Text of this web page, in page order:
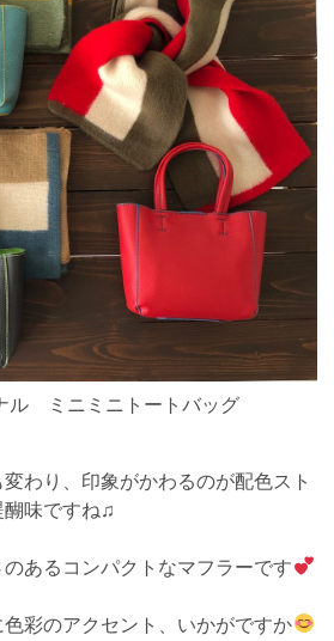
ル ミニミニトートバッグ
わり、印象がかわるのが配色スト
醐味ですね♫
あるコンパクトなマフラーです
彩のアクセント、いかがですか